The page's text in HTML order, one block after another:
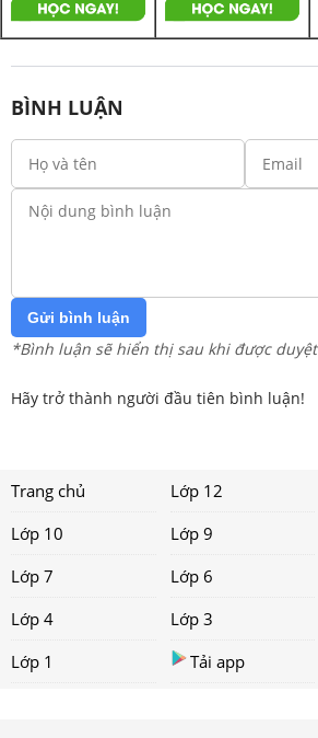
BÌNH LUẬN
Gửi bình luận
*Bình luận sẽ hiển thị sau khi được duyệt
Hãy trở thành người đầu tiên bình luận!
Trang chủ Lớp 12
Lớp 10
Lớp 9
Lớp 7
Lớp 6
Lớp 4
Lớp 3
Lớp 1
Tải app